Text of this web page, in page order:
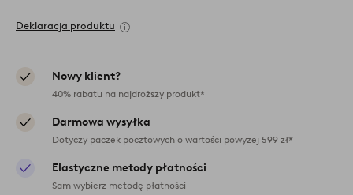
Deklaracja produktu
Nowy klient?
40% rabatu na najdroższy produkt*
Darmowa wysyłka
Dotyczy paczek pocztowych o wartości powyżej 599 zł*
Elastyczne metody płatności
Sam wybierz metodę płatności